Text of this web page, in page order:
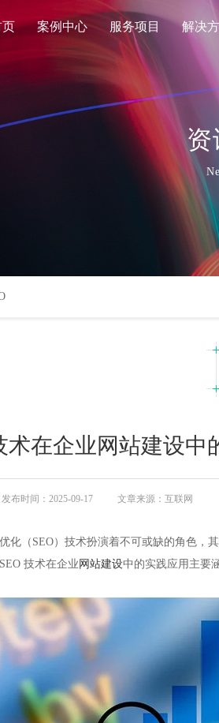
页 案例中心 服务项目 解决
资
在企业网站建设中
发布时间：2025-09-17 文章来源：互联网
化（SEO）技术扮演着不可或缺的角色，
技术在企业 网站建设中的实践应用主要